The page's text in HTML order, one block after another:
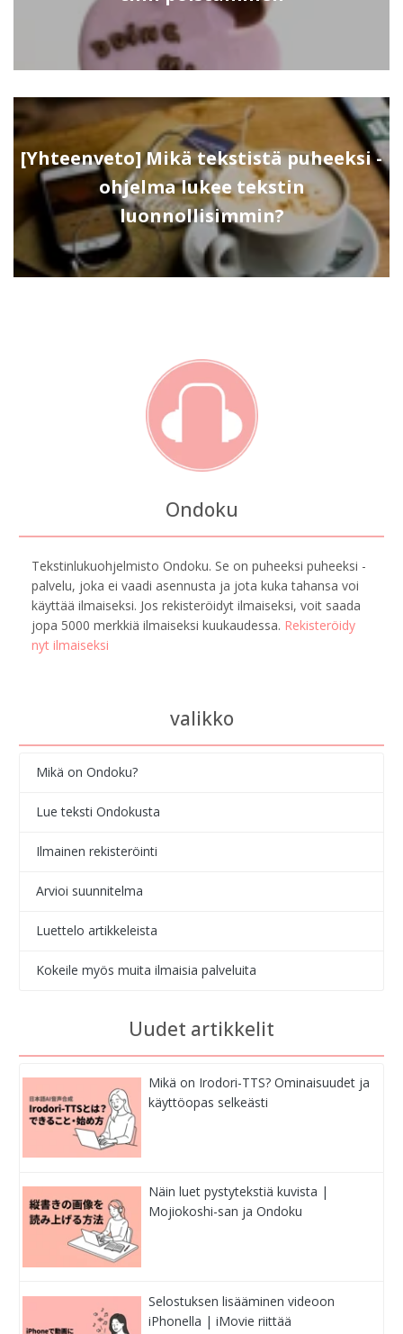
[Yhteenveto] Mikä tekstistä puheeksi -
ohjelma lukee tekstin
luonnollisimmin?
Ondoku
Tekstinlukuohjelmisto Ondoku. Se on puheeksi puheeksi -
palvelu, joka ei vaadi asennusta ja jota kuka tahansa voi
käyttää ilmaiseksi. Jos rekisteröidyt ilmaiseksi, voit saada
jopa 5000 merkkiä ilmaiseksi kuukaudessa. Rekisteröidy
nyt ilmaiseksi
valikko
Mikä on Ondoku?
Lue teksti Ondokusta
Ilmainen rekisteröinti
Arvioi suunnitelma
Luettelo artikkeleista
Kokeile myös muita ilmaisia palveluita
Uudet artikkelit
Mikä on Irodori-TTS? Ominaisuudet ja
käyttöopas selkeästi
Näin luet pystytekstiä kuvista |
Mojiokoshi-san ja Ondoku
Selostuksen lisääminen videoon
iPhonella | iMovie riittää